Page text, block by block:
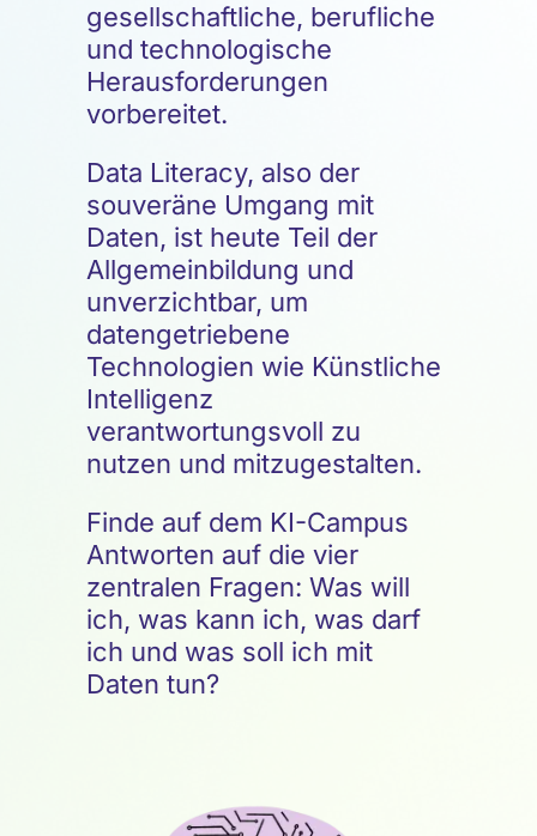
gesellschaftliche, berufliche
und technologische
Herausforderungen
vorbereitet.
Data Literacy, also der
souveräne Umgang mit
Daten, ist heute Teil der
Allgemeinbildung und
unverzichtbar, um
datengetriebene
Technologien wie Künstliche
Intelligenz
verantwortungsvoll zu
nutzen und mitzugestalten.
Finde auf dem KI-Campus
Antworten auf die vier
zentralen Fragen: Was will
ich, was kann ich, was darf
ich und was soll ich mit
Daten tun?